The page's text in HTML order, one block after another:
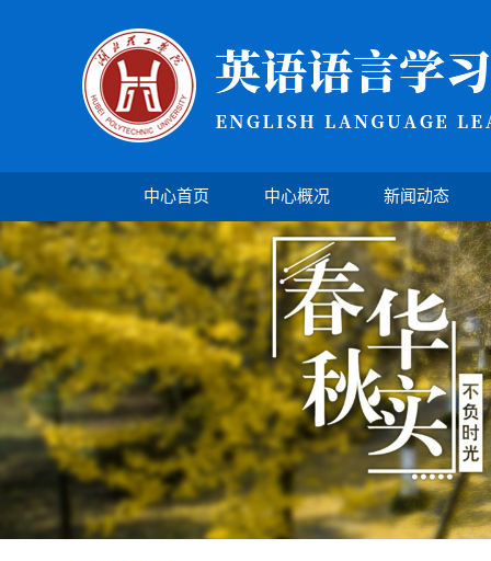
中心首页 中心概况 新闻动态